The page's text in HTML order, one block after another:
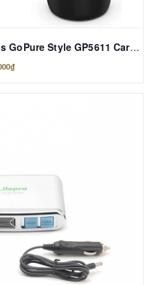
Máy lọc không khí ô tô Philips GoPure Style GP5611 Car Air Purifier Black